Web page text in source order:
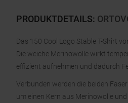
PRODUKTDETAILS:
Das 150 Cool Logo Stable T-Shirt
Die weiche Merinowolle wirkt
effizient aufnehmen und dadurch
Verbunden werden die beiden
um einen Kern aus Merinowolle